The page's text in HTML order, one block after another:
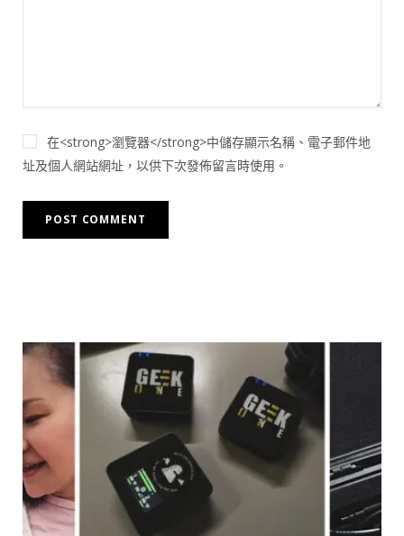
在<strong>瀏覽器</strong>中儲存顯示名稱、電子郵件地
址及個人網站網址，以供下次發佈留言時使用。